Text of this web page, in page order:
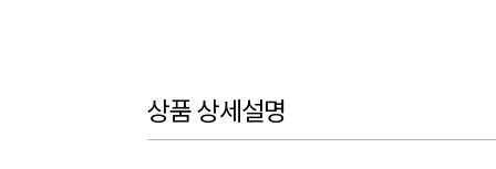
상품 상세설명